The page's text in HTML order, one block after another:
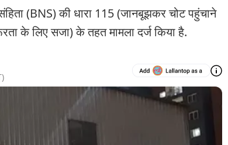
(BNS) की धारा 115 (जानबूझकर चोट पहुंचाने
के लिए सजा) के तहत मामला दर्ज किया है.